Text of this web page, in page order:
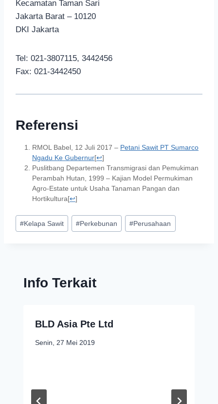
Kecamatan Taman Sari
Jakarta Barat – 10120
DKI Jakarta
Tel: 021-3807115, 3442456
Fax: 021-3442450
Referensi
RMOL Babel, 12 Juli 2017 – Petani Sawit PT Sumarco
Ngadu Ke Gubernur[↩]
Puslitbang Departemen Transmigrasi dan Pemukiman
Perambah Hutan, 1999 – Kajian Model Permukiman
Agro-Estate untuk Usaha Tanaman Pangan dan
Hortikultura[↩]
#Kelapa Sawit #Perkebunan #Perusahaan
Info Terkait
BLD Asia Pte Ltd
Senin, 27 Mei 2019